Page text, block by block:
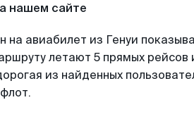
нашем сайте
на авиабилет из Генуи
летают 5 прямых рейсов
из найденных